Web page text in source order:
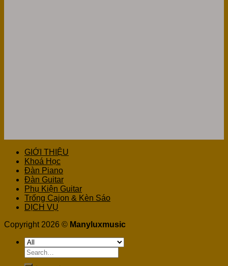
GIỚI THIỆU
Khoá Học
Đàn Piano
Đàn Guitar
Phụ Kiện Guitar
Trống Cajon & Kèn Sáo
DỊCH VỤ
Copyright 2026 © Manyluxmusic
Search
for: